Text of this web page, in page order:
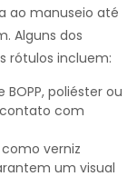
ao manuseio até
Alguns dos
rótulos incluem:
poliéster ou
com
verniz
um visual